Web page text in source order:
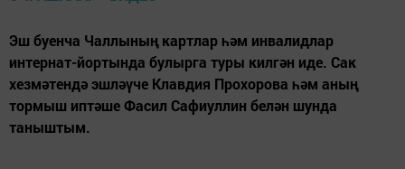
Эш буенча Чаллының картлар һәм инвалидлар
интернат-йортында булырга туры килгән иде. Сак
хезмәтендә эшләүче Клавдия Прохорова һәм аның
тормыш иптәше Фасил Сафиуллин белән шунда
таныштым.